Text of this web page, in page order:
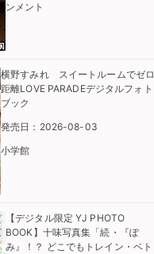
ンメント
横野すみれ スイートルームでゼロ
距離LOVE PARADEデジタルフォト
ブック
発売日：2026-08-03
小学館
【デジタル限定 YJ PHOTO
BOOK】十味写真集「続・『ぽ
み』！？ どこでもトレイン・ベト